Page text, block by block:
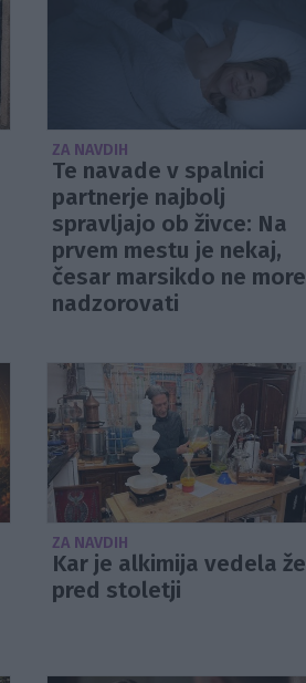
ZA NAVDIH
Te navade v spalnici
partnerje najbolj
spravljajo ob živce: Na
prvem mestu je nekaj,
česar marsikdo ne more
nadzorovati
ZA NAVDIH
Kar je alkimija vedela že
pred stoletji